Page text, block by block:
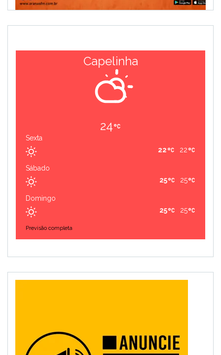
Capelinha
24
Sexta
22
22
Sábado
25
25
Domingo
25
25
Previsão completa